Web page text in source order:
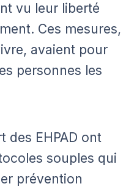
vu leur liberté
Ces mesures,
avaient pour
personnes les
des EHPAD ont
souples qui
prévention